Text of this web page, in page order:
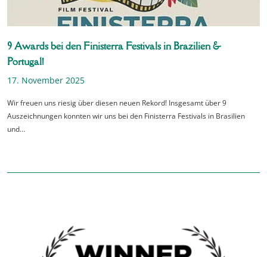
9 Awards bei den Finisterra Festivals in Brazilien &
Portugal!
17. November 2025
Wir freuen uns riesig über diesen neuen Rekord! Insgesamt über 9
Auszeichnungen konnten wir uns bei den Finisterra Festivals in Brasilien
und…